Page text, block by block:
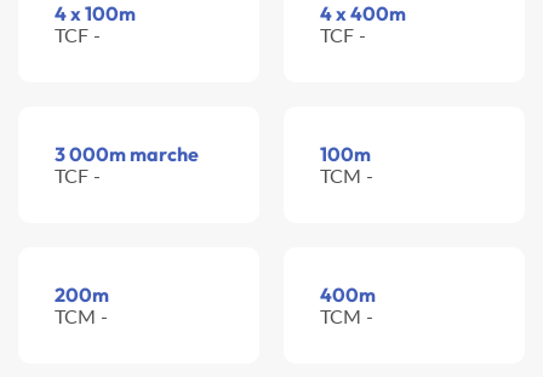
4 x 100m
TCF -
4 x 400m
TCF -
3 000m marche
TCF -
100m
TCM -
200m
TCM -
400m
TCM -